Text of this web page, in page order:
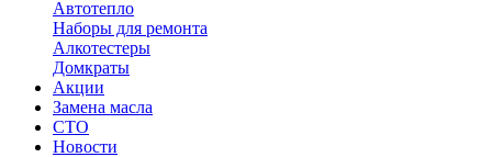
Автотепло
Наборы для ремонта
Алкотестеры
Домкраты
Акции
Замена масла
СТО
Новости